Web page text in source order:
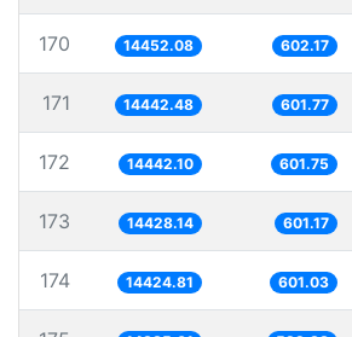
170 14452.08 602.17
171 14442.48 601.77
172 14442.10 601.75
173 14428.14 601.17
174 14424.81 601.03